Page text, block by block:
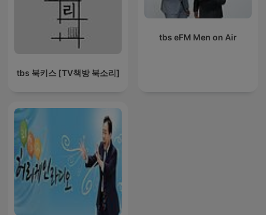
tbs 북키스 [TV책방 북소리]
tbs eFM Men on Air